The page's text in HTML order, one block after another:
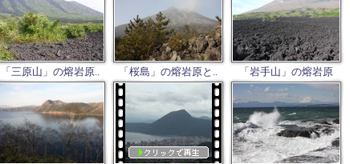
「三原山」の熔岩原.. 「桜島」の熔岩原と.. 「岩手山」の熔岩原